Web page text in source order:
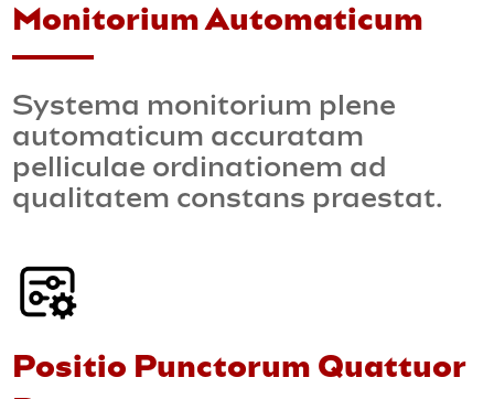
Monitorium Automaticum
Systema monitorium plene
automaticum accuratam
pelliculae ordinationem ad
qualitatem constans praestat.
Positio Punctorum Quattuor